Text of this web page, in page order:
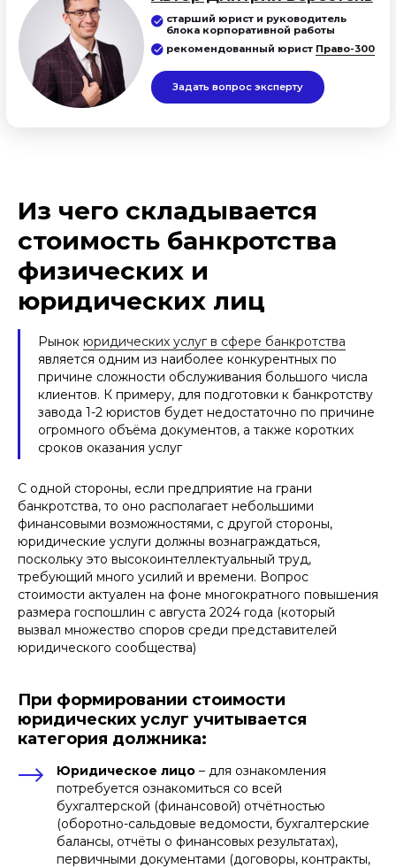
Из чего складывается
стоимость банкротства
физических и
юридических лиц
Рынок юридических услуг в сфере банкротства
является одним из наиболее конкурентных по
причине сложности обслуживания большого числа
клиентов. К примеру, для подготовки к банкротству
завода 1-2 юристов будет недостаточно по причине
огромного объёма документов, а также коротких
сроков оказания услуг
С одной стороны, если предприятие на грани
банкротства, то оно располагает небольшими
финансовыми возможностями, с другой стороны,
юридические услуги должны вознаграждаться,
поскольку это высокоинтеллектуальный труд,
требующий много усилий и времени. Вопрос
стоимости актуален на фоне многократного повышения
размера госпошлин с августа 2024 года (который
вызвал множество споров среди представителей
юридического сообщества)
При формировании стоимости
юридических услуг учитывается
категория должника:
Юридическое лицо – для ознакомления
потребуется ознакомиться со всей
бухгалтерской (финансовой) отчётностью
(оборотно-сальдовые ведомости, бухгалтерские
балансы, отчёты о финансовых результатах),
первичными документами (договоры, контракты,